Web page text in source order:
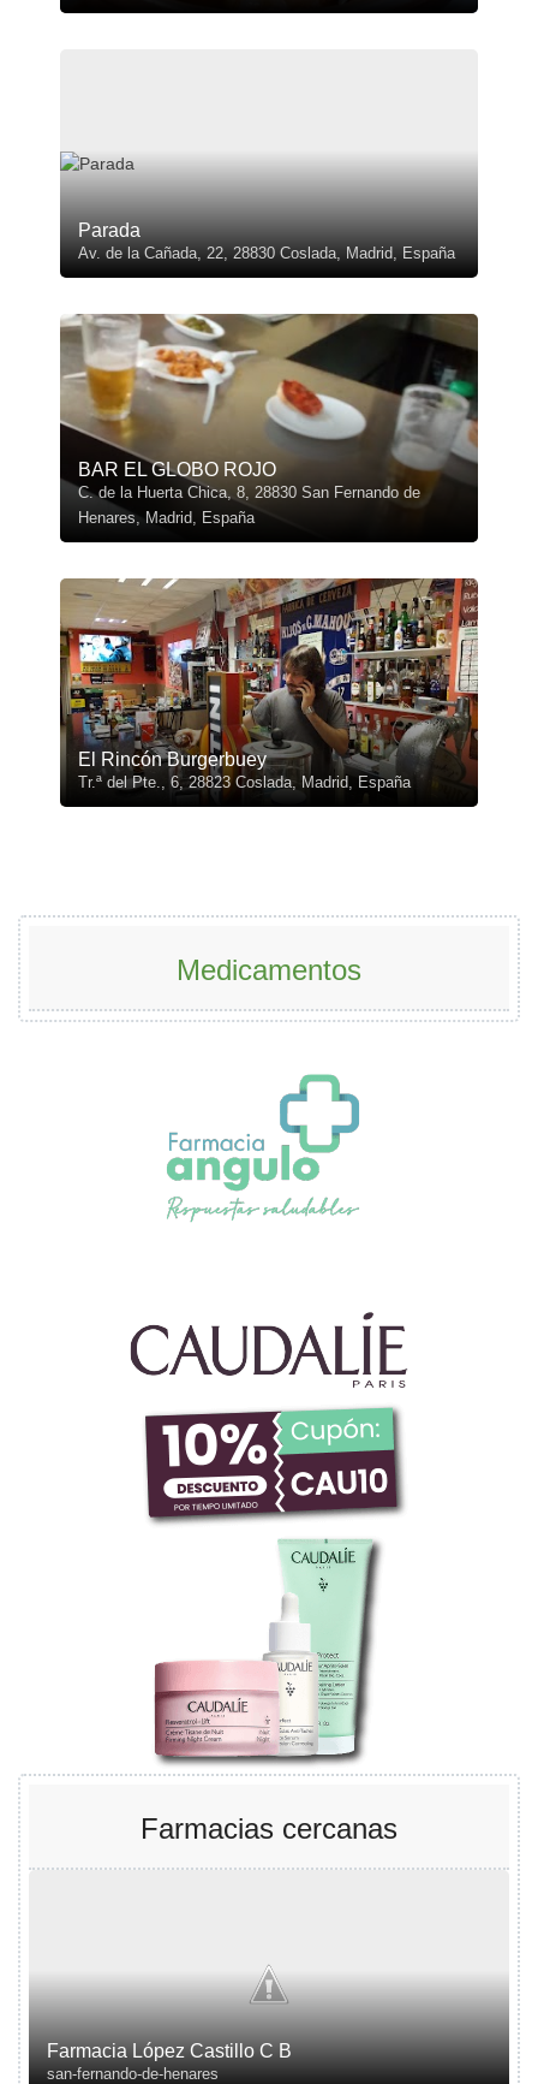
Parada
Av. de la Cañada, 22, 28830 Coslada, Madrid, España
BAR EL GLOBO ROJO
C. de la Huerta Chica, 8, 28830 San Fernando de
Henares, Madrid, España
El Rincón Burgerbuey
Tr.ª del Pte., 6, 28823 Coslada, Madrid, España
Medicamentos
Farmacias cercanas
Farmacia López Castillo C B
san-fernando-de-henares